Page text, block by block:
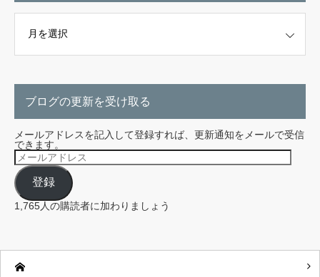
ブログの更新を受け取る
メールアドレスを記入して登録すれば、更新通知をメールで受信
できます。
メ
ー
ル
ア
ド
レ
ス
登録
1,765人の購読者に加わりましょう